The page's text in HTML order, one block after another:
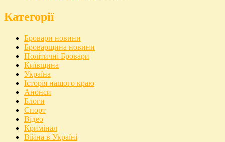
Категорії
Бровари новини
Броварщина новини
Політичні Бровари
Київщина
Україна
Історїя нашого краю
Анонси
Блоги
Спорт
Відео
Кримінал
Війна в Україні